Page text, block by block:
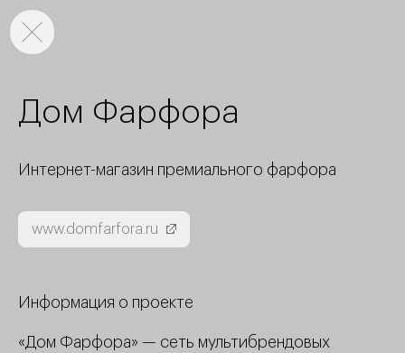
Дом Фарфора
Интернет-магазин премиального фарфора
www.domfarfora.ru
Информация о проекте
«Дом Фарфора» — сеть мультибрендовых